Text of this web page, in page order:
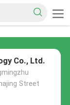
Co., Ltd.
Street